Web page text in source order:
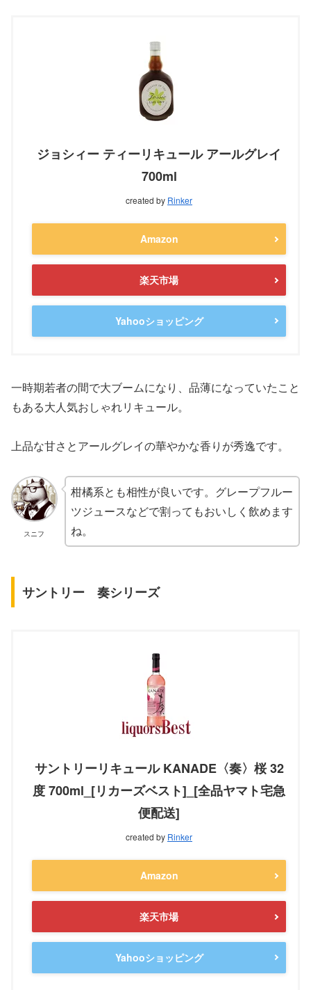
ジョシィー ティーリキュール アールグレイ
700ml
created by Rinker
Amazon
楽天市場
Yahooショッピング
一時期若者の間で大ブームになり、品薄になっていたこと
もある大人気おしゃれリキュール。
上品な甘さとアールグレイの華やかな香りが秀逸です。
スニフ
柑橘系とも相性が良いです。グレープフルー
ツジュースなどで割ってもおいしく飲めます
ね。
サントリー 奏シリーズ
サントリーリキュール KANADE〈奏〉桜 32
度 700ml_[リカーズベスト]_[全品ヤマト宅急
便配送]
created by Rinker
Amazon
楽天市場
Yahooショッピング